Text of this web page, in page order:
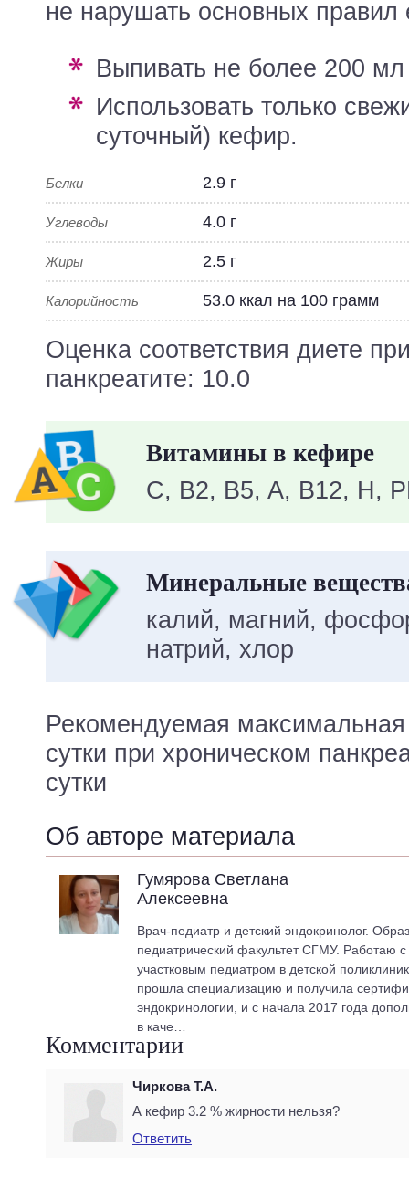
не нарушать основных правил
выпивать не более 200 мл
использовать только свежий (желательно
суточный) кефир.
Белки 2.9 г
Углеводы 4.0 г
Жиры 2.5 г
Калорийность 53.0 ккал на 100 грамм
Оценка соответствия диете
панкреатите: 10.0
Витамины в кефире
C, B2, B5, A, B12, H,
Минеральные
калий, магний,
натрий, хлор
Рекомендуемая
сутки при хроническом
сутки
Об авторе материала
Гумярова Светлана
Алексеевна
Врач-педиатр и детский эндокринолог.
педиатрический факультет СГМУ. Работаю
участковым педиатром в детской
прошла специализацию и получила
эндокринологии, и с начала 2017 года
в каче…
Комментарии
Чиркова Т.А.
А кефир 3.2 % жирности нельзя?
Ответить